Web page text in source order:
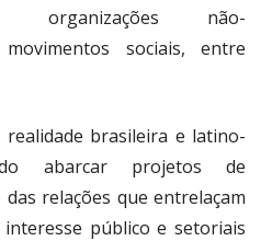
organizações não-
sociais, entre
brasileira e latino-
abarcar projetos de
relações que entrelaçam
público e setoriais